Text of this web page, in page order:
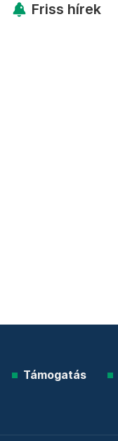
Friss hírek
Támogatás